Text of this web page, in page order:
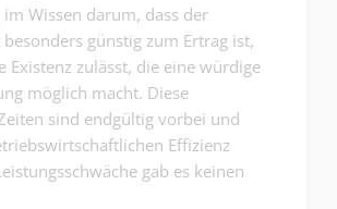
Wissen darum, dass der
günstig zum Ertrag ist,
Existenz zulässt, die eine würdige
möglich macht. Diese
sind endgültig vorbei und
Effizienz
gab es keinen